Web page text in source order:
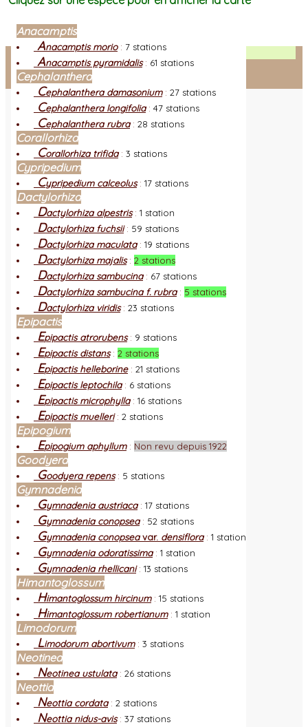
Facebook
Connexion adhérent
Anacamptis
Anacamptis morio: 7 stations
Anacamptis pyramidalis: 61 stations
Cephalanthera
Cephalanthera damasonium: 27 stations
Cephalanthera longifolia: 47 stations
Cephalanthera rubra: 28 stations
Corallorhiza
Corallorhiza trifida: 3 stations
Cypripedium
Cypripedium calceolus: 17 stations
Dactylorhiza
Dactylorhiza alpestris: 1 station
Dactylorhiza fuchsii: 59 stations
Dactylorhiza maculata: 19 stations
Dactylorhiza majalis: 2 stations
Dactylorhiza sambucina: 67 stations
Dactylorhiza sambucina f. rubra: 5 stations
Dactylorhiza viridis: 23 stations
Epipactis
Epipactis atrorubens: 9 stations
Epipactis distans: 2 stations
Epipactis helleborine: 21 stations
Epipactis leptochila: 6 stations
Epipactis microphylla: 16 stations
Epipactis muelleri: 2 stations
Epipogium
Epipogium aphyllum: Non revu depuis 1922
Goodyera
Goodyera repens: 5 stations
Gymnadenia
Gymnadenia austriaca: 17 stations
Gymnadenia conopsea: 52 stations
Gymnadenia conopseavar. densiflora: 1 station
Gymnadenia odoratissima: 1 station
Gymnadenia rhellicani: 13 stations
Himantoglossum
Himantoglossum hircinum: 15 stations
Himantoglossum robertianum: 1 station
Limodorum
Limodorum abortivum: 3 stations
Neotinea
Neotinea ustulata: 26 stations
Neottia
Neottia cordata: 2 stations
Neottia nidus-avis: 37 stations